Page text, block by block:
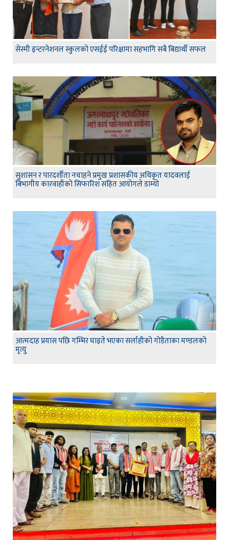
सेस्मी इन्टरनेशनल स्कुलको एसईई परिक्षामा सहभागि सबै बिद्यार्थी सफल
सुशासन र पारदर्शीता नचाहने प्रमुख प्रशासकीय अधिकृत यादवलाई
बिभागीय कारवाहीको सिफारिश सहित आयोगले डाम्यो
आत्मदाह प्रयास पछि गम्भिर घाइते भएका सर्लाहीको गोडैताका मण्डलको
मृत्यु